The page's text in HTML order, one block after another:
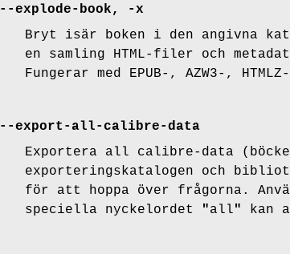
--explode-book, -x
Bryt isär boken i den angivna
en samling HTML-filer och
Fungerar med EPUB-, AZW3-,
--export-all-calibre-data
Exportera all calibre-data
exporteringskatalogen och
för att hoppa över frågorna.
speciella nyckelordet
"all" kan